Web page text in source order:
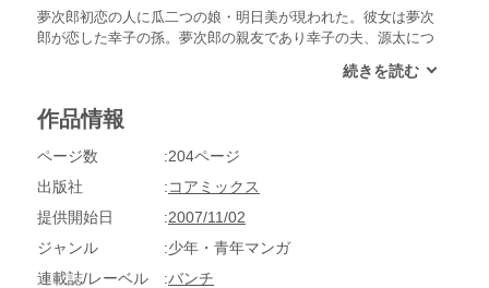
夢次郎初恋の人に瓜二つの娘・明日美が現われた。彼女は夢次
郎が恋した幸子の孫。夢次郎の親友であり幸子の夫、源太につ
作品情報
ページ数
204ページ
出版社
コアミックス
提供開始日
2007/11/02
ジャンル
少年・青年マンガ
連載誌/レーベル
バンチ